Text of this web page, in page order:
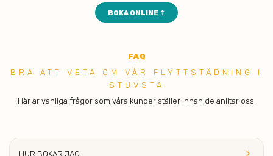
BOKA ONLINE ⇡
FAQ
BRA ATT VET A OM VÅR FLYTTSTÄDNING I
STUVSTA
Här är vanliga frågor som våra kunder ställer innan de anlitar oss.
HUR BOKAR JAG